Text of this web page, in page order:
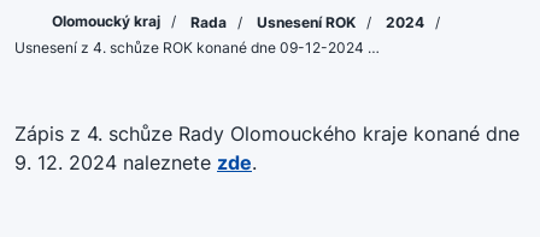
Olomoucký kraj / Rada / Usnesení ROK / 2024 /
Usnesení z 4. schůze ROK konané dne 09-12-2024 …
Zápis z 4. schůze Rady Olomouckého kraje konané dne
9. 12. 2024 naleznete zde.